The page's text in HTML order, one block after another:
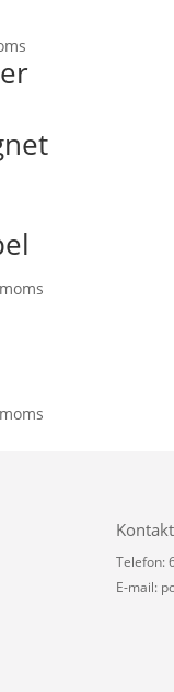
Kontakt
Telefon:
E-mail: